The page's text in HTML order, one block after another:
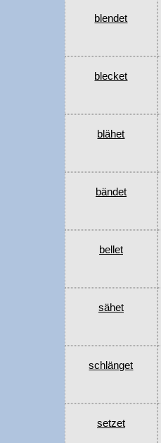
blendet
blecket
blähet
bändet
bellet
sähet
schlänget
setzet